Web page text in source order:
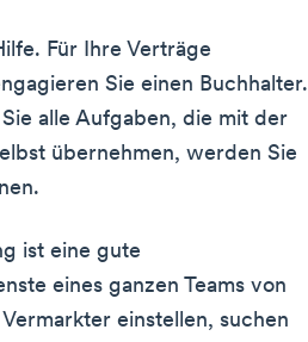
Für Ihre Verträge
Sie einen Buchhalter.
alle Aufgaben, die mit der
übernehmen, werden Sie
ist eine gute
eines ganzen Teams von
einstellen, suchen